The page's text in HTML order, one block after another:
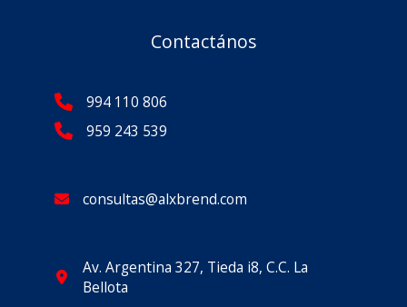
Contactános
994 110 806
959 243 539
consultas@alxbrend.com
Av. Argentina 327, Tieda i8, C.C. La
Bellota